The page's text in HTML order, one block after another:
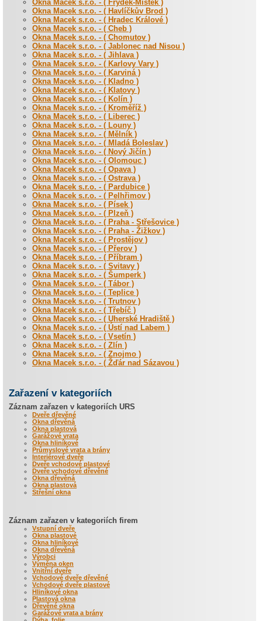
Okna Macek s.r.o. - ( Frýdek-Místek )
Okna Macek s.r.o. - ( Havlíčkův Brod )
Okna Macek s.r.o. - ( Hradec Králové )
Okna Macek s.r.o. - ( Cheb )
Okna Macek s.r.o. - ( Chomutov )
Okna Macek s.r.o. - ( Jablonec nad Nisou )
Okna Macek s.r.o. - ( Jihlava )
Okna Macek s.r.o. - ( Karlovy Vary )
Okna Macek s.r.o. - ( Karviná )
Okna Macek s.r.o. - ( Kladno )
Okna Macek s.r.o. - ( Klatovy )
Okna Macek s.r.o. - ( Kolín )
Okna Macek s.r.o. - ( Kroměříž )
Okna Macek s.r.o. - ( Liberec )
Okna Macek s.r.o. - ( Louny )
Okna Macek s.r.o. - ( Mělník )
Okna Macek s.r.o. - ( Mladá Boleslav )
Okna Macek s.r.o. - ( Nový Jičín )
Okna Macek s.r.o. - ( Olomouc )
Okna Macek s.r.o. - ( Opava )
Okna Macek s.r.o. - ( Ostrava )
Okna Macek s.r.o. - ( Pardubice )
Okna Macek s.r.o. - ( Pelhřimov )
Okna Macek s.r.o. - ( Písek )
Okna Macek s.r.o. - ( Plzeň )
Okna Macek s.r.o. - ( Praha - Střešovice )
Okna Macek s.r.o. - ( Praha - Žižkov )
Okna Macek s.r.o. - ( Prostějov )
Okna Macek s.r.o. - ( Přerov )
Okna Macek s.r.o. - ( Příbram )
Okna Macek s.r.o. - ( Svitavy )
Okna Macek s.r.o. - ( Šumperk )
Okna Macek s.r.o. - ( Tábor )
Okna Macek s.r.o. - ( Teplice )
Okna Macek s.r.o. - ( Trutnov )
Okna Macek s.r.o. - ( Třebíč )
Okna Macek s.r.o. - ( Uherské Hradiště )
Okna Macek s.r.o. - ( Ústí nad Labem )
Okna Macek s.r.o. - ( Vsetín )
Okna Macek s.r.o. - ( Zlín )
Okna Macek s.r.o. - ( Znojmo )
Okna Macek s.r.o. - ( Žďár nad Sázavou )
Zařazení v kategoriích
Záznam zařazen v kategoriích URS
Dveře dřevěné
Okna dřevěná
Okna plastová
Garážové vrata
Okna hliníkové
Průmyslové vrata a brány
Interiérové dveře
Dveře vchodové plastové
Dveře vchodové dřevěné
Okna dřevěná
Okna plastová
Střešní okna
Záznam zařazen v kategoriích firem
Vstupní dveře
Okna plastové
Okna hliníkové
Okna dřevěná
Výrobci
Výměna oken
Vnitřní dveře
Vchodové dveře dřevěné
Vchodové dveře plastové
Hliníkové okna
Plastová okna
Dřevěné okna
Garážové vrata a brány